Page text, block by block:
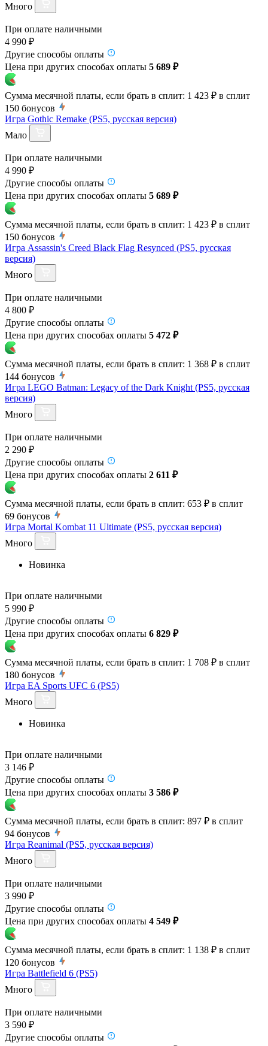
Много
При оплате наличными
4 990 ₽
Другие способы оплаты
Цена при других способах оплаты 5 689 ₽
Сумма месячной платы, если брать в сплит: 1 423 ₽ в сплит
150 бонусов
Игра Gothic Remake (PS5, русская версия)
Мало
При оплате наличными
4 990 ₽
Другие способы оплаты
Цена при других способах оплаты 5 689 ₽
Сумма месячной платы, если брать в сплит: 1 423 ₽ в сплит
150 бонусов
Игра Assassin's Creed Black Flag Resynced (PS5, русская
версия)
Много
При оплате наличными
4 800 ₽
Другие способы оплаты
Цена при других способах оплаты 5 472 ₽
Сумма месячной платы, если брать в сплит: 1 368 ₽ в сплит
144 бонусов
Игра LEGO Batman: Legacy of the Dark Knight (PS5, русская
версия)
Много
При оплате наличными
2 290 ₽
Другие способы оплаты
Цена при других способах оплаты 2 611 ₽
Сумма месячной платы, если брать в сплит: 653 ₽ в сплит
69 бонусов
Игра Mortal Kombat 11 Ultimate (PS5, русская версия)
Много
Новинка
При оплате наличными
5 990 ₽
Другие способы оплаты
Цена при других способах оплаты 6 829 ₽
Сумма месячной платы, если брать в сплит: 1 708 ₽ в сплит
180 бонусов
Игра EA Sports UFC 6 (PS5)
Много
Новинка
При оплате наличными
3 146 ₽
Другие способы оплаты
Цена при других способах оплаты 3 586 ₽
Сумма месячной платы, если брать в сплит: 897 ₽ в сплит
94 бонусов
Игра Reanimal (PS5, русская версия)
Много
При оплате наличными
3 990 ₽
Другие способы оплаты
Цена при других способах оплаты 4 549 ₽
Сумма месячной платы, если брать в сплит: 1 138 ₽ в сплит
120 бонусов
Игра Battlefield 6 (PS5)
Много
При оплате наличными
3 590 ₽
Другие способы оплаты